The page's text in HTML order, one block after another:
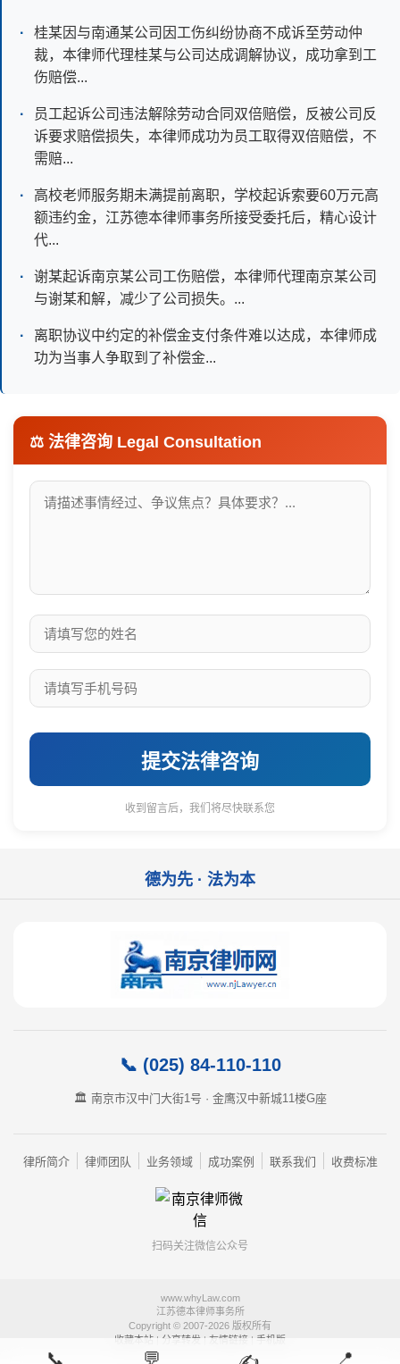
桂某因与南通某公司因工伤纠纷协商不成诉至劳动仲
裁，本律师代理桂某与公司达成调解协议，成功拿到工
伤赔偿...
员工起诉公司违法解除劳动合同双倍赔偿，反被公司反
诉要求赔偿损失，本律师成功为员工取得双倍赔偿，不
需赔...
高校老师服务期未满提前离职，学校起诉索要60万元高
额违约金，江苏德本律师事务所接受委托后，精心设计
代...
谢某起诉南京某公司工伤赔偿，本律师代理南京某公司
与谢某和解，减少了公司损失。...
离职协议中约定的补偿金支付条件难以达成，本律师成
功为当事人争取到了补偿金...
⚖️ 法律咨询 Legal Consultation
提交法律咨询
收到留言后，我们将尽快联系您
德为先 · 法为本
📞 (025) 84-110-110
🏛️ 南京市汉中门大街1号 · 金鹰汉中新城11楼G座
律所简介 律师团队 业务领域 成功案例 联系我们 收费标准
扫码关注微信公众号
www.whyLaw.com
江苏德本律师事务所
Copyright © 2007-2026 版权所有
收藏本站 | 分享转发 | 友情链接 | 手机版
📞 💬 📍